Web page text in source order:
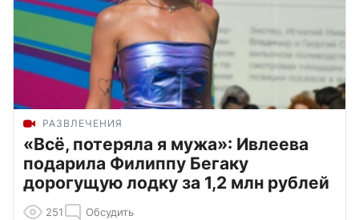
РАЗВЛЕЧЕНИЯ
«Всё, потеряла я мужа»: Ивлеева
подарила Филиппу Бегаку
дорогущую лодку за 1,2 млн рублей
251 Обсудить